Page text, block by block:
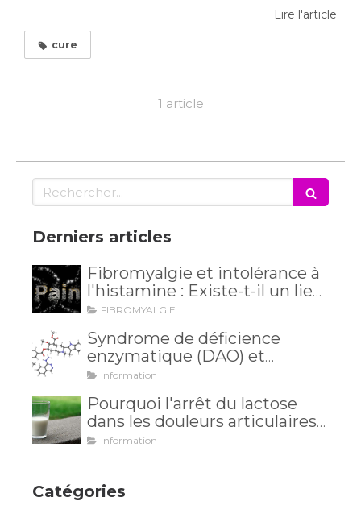
Lire l'article
cure
1 article
Rechercher
Derniers articles
Fibromyalgie et intolérance à
l'histamine : Existe-t-il un lien
méconnu ?
FIBROMYALGIE
Syndrome de déficience
enzymatique (DAO) et
intolérance à l'histamine: et si
Information
Pourquoi l'arrêt du lactose
dans les douleurs articulaires
est inutile?
Information
Catégories